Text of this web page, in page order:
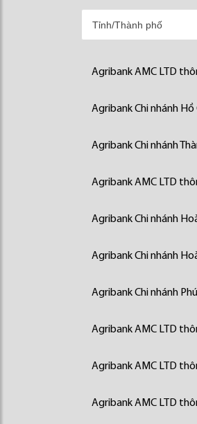
Agribank AMC LTD
Agribank Chi nhánh
Agribank Chi nhánh
Agribank AMC LTD
Agribank Chi nhánh
Agribank Chi nhánh
Agribank Chi nhánh
Agribank AMC LTD
Agribank AMC LTD
Agribank AMC LTD